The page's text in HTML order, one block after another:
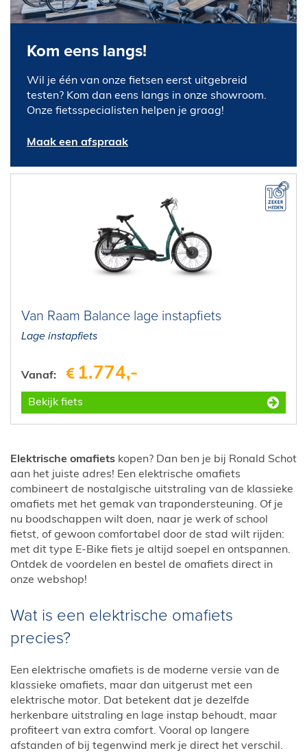
Kom eens langs!
Wil je één van onze fietsen eerst uitgebreid
testen? Kom dan eens langs in onze showroom.
Onze fietsspecialisten helpen je graag!
Maak een afspraak
Van Raam Balance lage instapfiets
Lage instapfiets
Vanaf: 1.774,-
Bekijk fiets
Elektrische omafiets kopen? Dan ben je bij Ronald Schot
aan het juiste adres! Een elektrische omafiets
combineert de nostalgische uitstraling van de klassieke
omafiets met het gemak van trapondersteuning. Of je
nu boodschappen wilt doen, naar je werk of school
fietst, of gewoon comfortabel door de stad wilt rijden:
met dit type E-Bike fiets je altijd soepel en ontspannen.
Ontdek de voordelen en bestel de omafiets direct in
onze webshop!
Wat is een elektrische omafiets
precies?
Een elektrische omafiets is de moderne versie van de
klassieke omafiets, maar dan uitgerust met een
elektrische motor. Dat betekent dat je dezelfde
herkenbare uitstraling en lage instap behoudt, maar
profiteert van extra comfort. Vooral op langere
afstanden of bij tegenwind merk je direct het verschil.